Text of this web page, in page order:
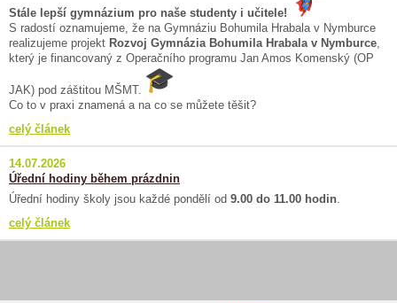
Stále lepší gymnázium pro naše studenty i učitele!
S radostí oznamujeme, že na Gymnáziu Bohumila Hrabala v Nymburce
realizujeme projekt Rozvoj Gymnázia Bohumila Hrabala v Nymburce,
který je financovaný z Operačního programu Jan Amos Komenský (OP
JAK) pod záštitou MŠMT.
Co to v praxi znamená a na co se můžete těšit?
celý článek
14.07.2026
Úřední hodiny během prázdnin
Úřední hodiny školy jsou každé pondělí od 9.00 do 11.00 hodin.
celý článek